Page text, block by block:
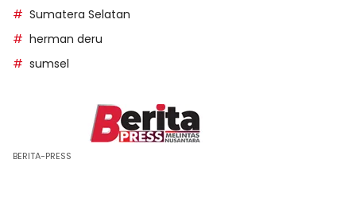
Sumatera Selatan
herman deru
sumsel
BERITA-PRESS